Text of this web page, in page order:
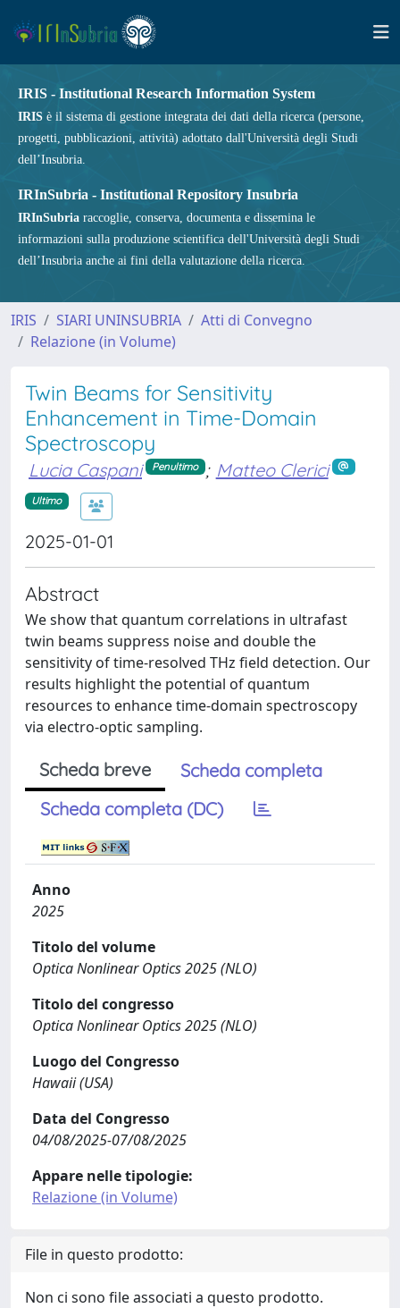
IRIS - Institutional Research Information System
IRIS è il sistema di gestione integrata dei dati della ricerca (persone,
progetti, pubblicazioni, attività) adottato dall'Università degli Studi
dell’Insubria.
IRInSubria - Institutional Repository Insubria
IRInSubria raccoglie, conserva, documenta e dissemina le
informazioni sulla produzione scientifica dell'Università degli Studi
dell’Insubria anche ai fini della valutazione della ricerca.
IRIS SIARI UNINSUBRIA
Atti di Convegno
Relazione (in Volume)
Twin Beams for Sensitivity
Enhancement in Time-Domain
Spectroscopy
Lucia Caspani Penultimo ; Matteo Clerici
Ultimo
2025-01-01
Abstract
We show that quantum correlations in ultrafast
twin beams suppress noise and double the
sensitivity of time-resolved THz field detection. Our
results highlight the potential of quantum
resources to enhance time-domain spectroscopy
via electro-optic sampling.
Scheda breve
Scheda completa
Scheda completa (DC)
Anno
2025
Titolo del volume
Optica Nonlinear Optics 2025 (NLO)
Titolo del congresso
Optica Nonlinear Optics 2025 (NLO)
Luogo del Congresso
Hawaii (USA)
Data del Congresso
04/08/2025-07/08/2025
Appare nelle tipologie:
Relazione (in Volume)
File in questo prodotto:
Non ci sono file associati a questo prodotto.